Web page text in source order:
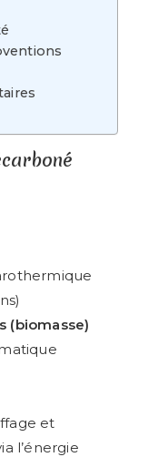
(biomasse)
et
l’énergie